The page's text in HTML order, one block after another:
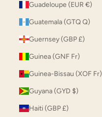
Guadeloupe (EUR €)
Guatemala (GTQ Q)
Guernsey (GBP £)
Guinea (GNF Fr)
Guinea-Bissau (XOF Fr)
Guyana (GYD $)
Haiti (GBP £)